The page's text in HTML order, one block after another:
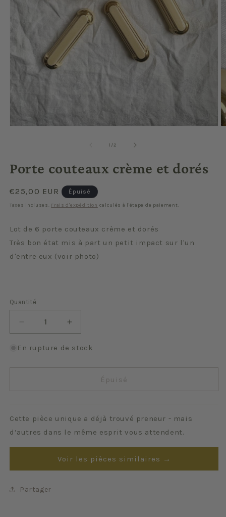
une
fenêtre
1 /de2
Porte couteaux crème et dorés
Prix
habituel
€25,00 EUR Épuisé
Taxes incluses. Frais d'expédition calculés à l'étape de paiement.
Lot de 6 porte couteaux crème et dorés
Très bon état mis à part un petit impact sur l'un
d'entre eux (voir photo)
Quantité
Quantité
Réduire
la
quantité
Porte
crème
Augmenter
la
quantité
Porte
couteaux
crème
En rupture de stock
Épuisé
Cette pièce unique a déjà trouvé preneur - mais
d’autres dans le même esprit vous attendent.
Voir les pièces similaires →
Partager